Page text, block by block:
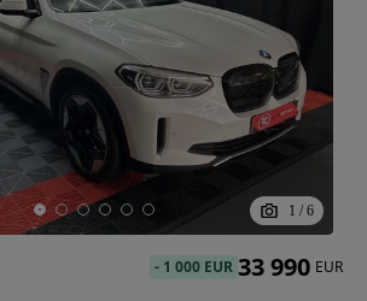
1 / 6
- 1 000 EUR 33 990 EUR